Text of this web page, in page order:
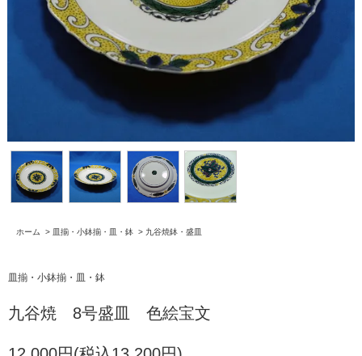
ホーム > 皿揃・小鉢揃・皿・鉢 > 九谷焼鉢・盛皿
皿揃・小鉢揃・皿・鉢
九谷焼 8号盛皿 色絵宝文